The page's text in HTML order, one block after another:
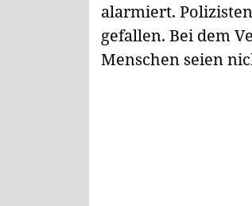
alarmiert.
gefallen. Bei dem
Menschen seien